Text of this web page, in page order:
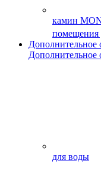
камин
помещения
Дополнительное
Дополнительное
для воды